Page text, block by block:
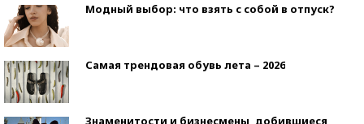
Модный выбор: что взять с собой в отпуск?
Самая трендовая обувь лета – 2026
Знаменитости и бизнесмены, добившиеся